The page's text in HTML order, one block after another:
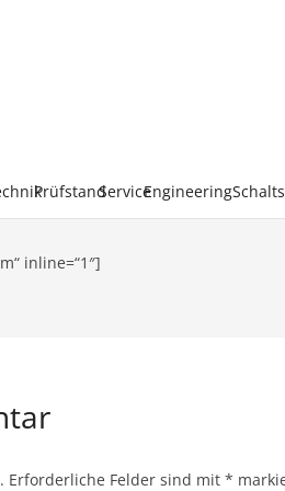
PrüfstandServiceEngineering
inline=“1″]
Erforderliche Felder sind mit *